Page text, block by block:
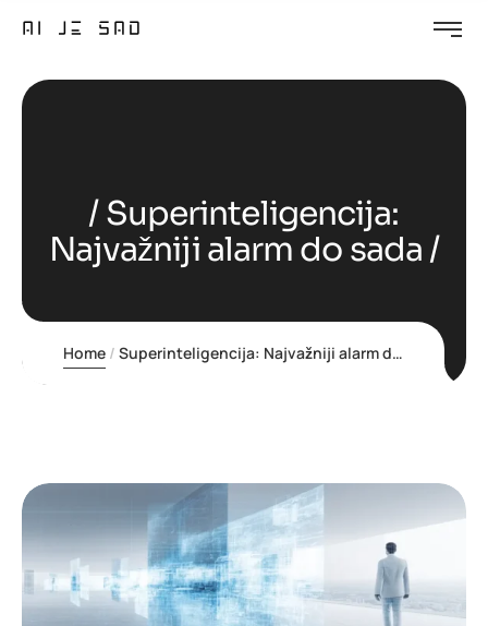
Superinteligencija:
Najvažniji alarm do sada
Home Superinteligencija: Najvažniji alarm do sada